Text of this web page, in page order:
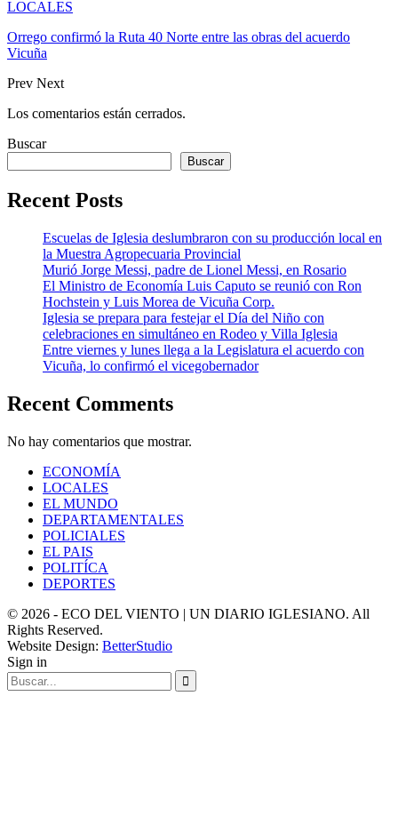
LOCALES
Orrego confirmó la Ruta 40 Norte entre las obras del acuerdo
Vicuña
Prev Next
Los comentarios están cerrados.
Buscar
Buscar
Recent Posts
Escuelas de Iglesia deslumbraron con su producción local en
la Muestra Agropecuaria Provincial
Murió Jorge Messi, padre de Lionel Messi, en Rosario
El Ministro de Economía Luis Caputo se reunió con Ron
Hochstein y Luis Morea de Vicuña Corp.
Iglesia se prepara para festejar el Día del Niño con
celebraciones en simultáneo en Rodeo y Villa Iglesia
Entre viernes y lunes llega a la Legislatura el acuerdo con
Vicuña, lo confirmó el vicegobernador
Recent Comments
No hay comentarios que mostrar.
ECONOMÍA
LOCALES
EL MUNDO
DEPARTAMENTALES
POLICIALES
EL PAIS
POLITÍCA
DEPORTES
© 2026 - ECO DEL VIENTO | UN DIARIO IGLESIANO. All
Rights Reserved.
Website Design: BetterStudio
Sign in